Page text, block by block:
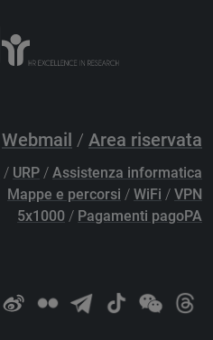
Webmail / Area riservata
/ URP / Assistenza informatica
Mappe e percorsi / WiFi / VPN
5x1000 / Pagamenti pagoPA